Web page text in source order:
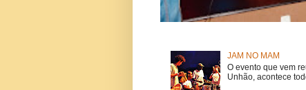
JAM NO MAM
O evento que vem
Unhão, acontece